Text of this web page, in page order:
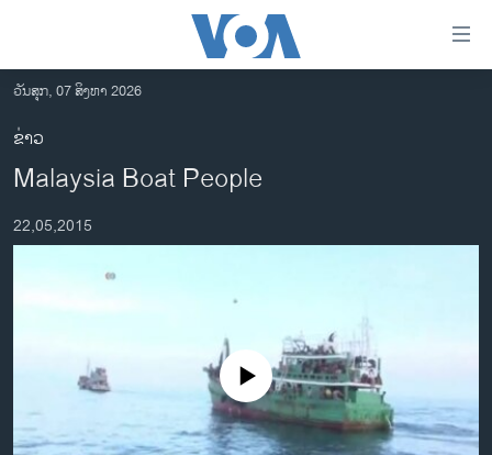
ເຂົ້າ
ຫາ
ຂ້າມ
ຂ້າມ
ໄປ
ອາເມຣິກາ
ການເລືອກຕັ້ງ ປະທານາທີບໍດີ ສະຫະລັດ 2024
ອິດສະຫຼະພາບດ້ານການຂ່າວ
ຊີວິດຊາວລາວ
ວັນສຸກ, 07 ສິງຫາ 2026
ຂ່າວ
Malaysia Boat People
22,05,2015
No media source currently available